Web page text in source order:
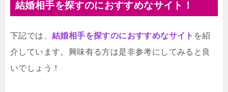
結婚相手を探すのにおすすめなサイト！
下記では、 結婚相手を探すのにおすすめなサイト を紹
介しています。興味有る方は是非参考にしてみると良
いでしょう！